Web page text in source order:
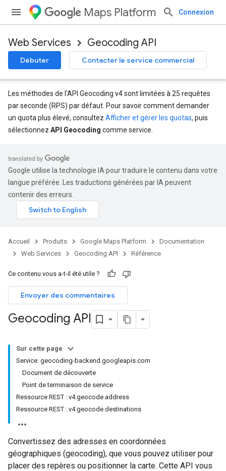
Maps Platform Connexion
Web Services Geocoding API
Débuter Contacter le service commercial
Les méthodes de l'API Geocoding v4 sont limitées à 25 requêtes
par seconde (RPS) par défaut. Pour savoir comment demander
un quota plus élevé, consultez Afficher et gérer les quotas, puis
sélectionnez API Geocoding comme service.
Google utilise la technologie IA pour traduire le contenu dans votre
langue préférée. Les traductions générées par IA peuvent
contenir des erreurs.
Accueil Produits Google Maps Platform
Documentation
Web Services
Geocoding API Référence
Ce contenu vous a-t-il été utile ?
Envoyer des commentaires
Geocoding API
Sur cette page
Service: geocoding-backend.googleapis.com
Document de découverte
Point de terminaison de service
Ressource REST : v4.geocode.address
Ressource REST : v4.geocode.destinations
Convertissez des adresses en coordonnées
géographiques (geocoding), que vous pouvez utiliser pour
placer des repères ou positionner la carte. Cette API vous